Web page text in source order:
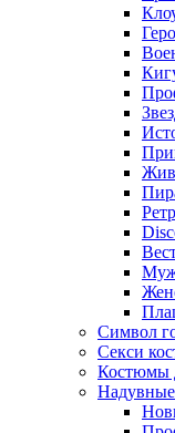
Символ
Секси
Костюмы